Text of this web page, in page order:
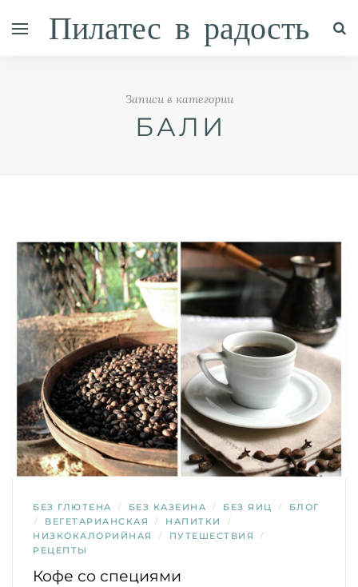
Пилатес в радость
Записи в категории
БАЛИ
БЕЗ ГЛЮТЕНА / БЕЗ КАЗЕИНА / БЕЗ ЯИЦ / БЛОГ
/ ВЕГЕТАРИАНСКАЯ / НАПИТКИ /
НИЗКОКАЛОРИЙНАЯ / ПУТЕШЕСТВИЯ /
РЕЦЕПТЫ
Кофе со специями